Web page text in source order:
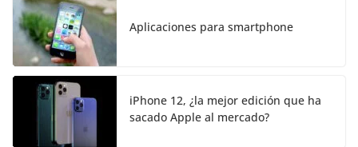
Aplicaciones para smartphone
iPhone 12, ¿la mejor edición que ha
sacado Apple al mercado?